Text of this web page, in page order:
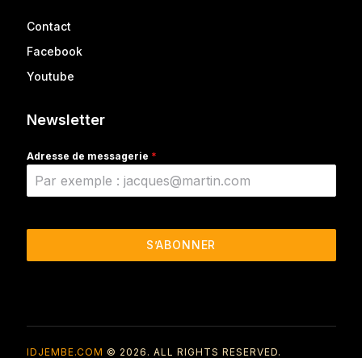
Contact
Facebook
Youtube
Newsletter
Adresse de messagerie *
S’ABONNER
IDJEMBE.COM © 2026. ALL RIGHTS RESERVED.